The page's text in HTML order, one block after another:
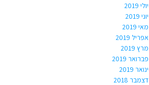
יולי 2019
יוני 2019
מאי 2019
אפריל 2019
מרץ 2019
פברואר 2019
ינואר 2019
דצמבר 2018